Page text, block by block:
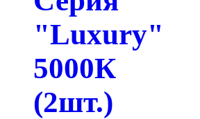
"Luxury"
5000К
(2шт.)